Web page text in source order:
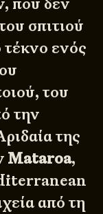
που δεν
σπιτιού
ενός
του
την
της
Mataroa,
από τη